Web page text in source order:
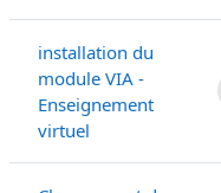
installation du
module VIA -
Enseignement
virtuel